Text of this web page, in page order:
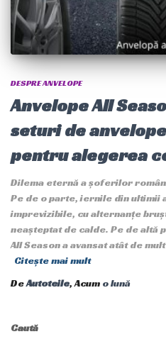
DESPRE ANVELOPE
Anvelope All
seturi de
pentru alegerea
Dilema eternă a șoferilor
Pe de o parte, iernile din ultimii
imprevizibile, cu alternanțe
neașteptat de calde. Pe de altă
All Season a avansat atât de
Citește mai mult
DeAutoteile, Acum o lună
Caută